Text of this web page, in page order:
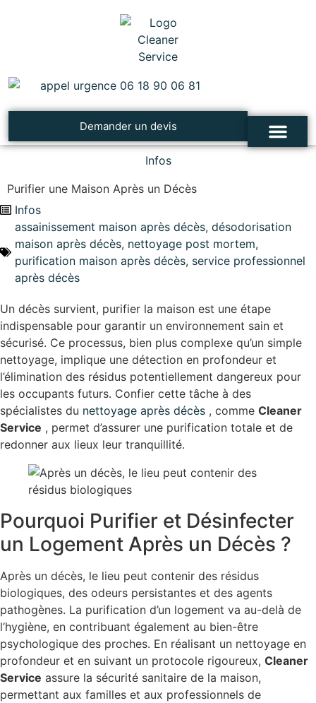
Demander un devis
Infos
Purifier une Maison Après un Décès
Infos
assainissement maison après décès, désodorisation
maison après décès, nettoyage post mortem,
purification maison après décès, service professionnel
après décès
Un décès survient, purifier la maison est une étape
indispensable pour garantir un environnement sain et
sécurisé. Ce processus, bien plus complexe qu’un simple
nettoyage, implique une détection en profondeur et
l’élimination des résidus potentiellement dangereux pour
les occupants futurs. Confier cette tâche à des
spécialistes du nettoyage après décès , comme Cleaner
Service , permet d’assurer une purification totale et de
redonner aux lieux leur tranquillité.
Pourquoi Purifier et Désinfecter
un Logement Après un Décès ?
Après un décès, le lieu peut contenir des résidus
biologiques, des odeurs persistantes et des agents
pathogènes. La purification d’un logement va au-delà de
l’hygiène, en contribuant également au bien-être
psychologique des proches. En réalisant un nettoyage en
profondeur et en suivant un protocole rigoureux, Cleaner
Service assure la sécurité sanitaire de la maison,
permettant aux familles et aux professionnels de